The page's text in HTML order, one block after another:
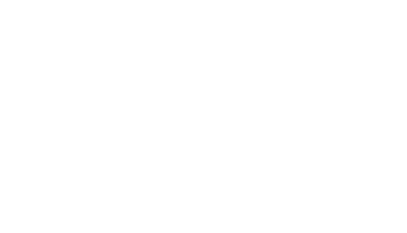
grupo en la sesión del martes
es mejorar la temporada pasada”
a los nuevos fichajes
Flores" por Rafa García
de Sow